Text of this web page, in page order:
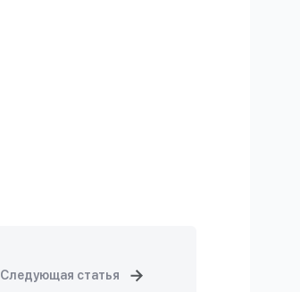
Следующая статья